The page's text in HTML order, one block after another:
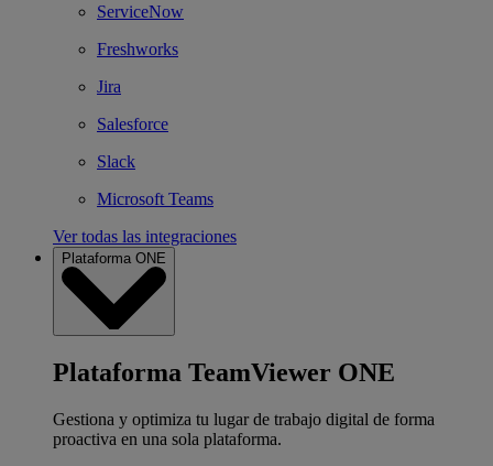
ServiceNow
Freshworks
Jira
Salesforce
Slack
Microsoft Teams
Ver todas las integraciones
Plataforma ONE
Plataforma TeamViewer ONE
Gestiona y optimiza tu lugar de trabajo digital de forma
proactiva en una sola plataforma.